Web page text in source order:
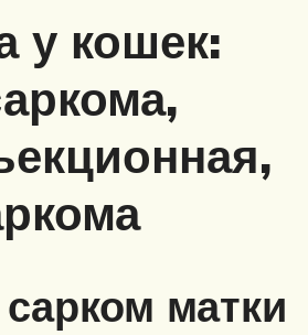
у кошек:
матки